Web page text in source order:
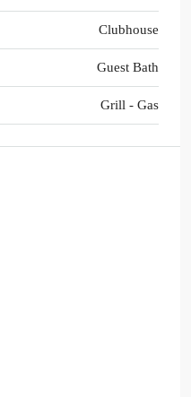
Clubhouse
Guest Bath
Grill - Gas